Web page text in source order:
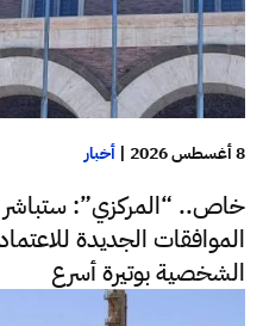
8 أغسطس 2026 | أخبار
خاص.. “المركزي”: ستباشر
الموافقات الجديدة
الشخصية بوتيرة أسرع